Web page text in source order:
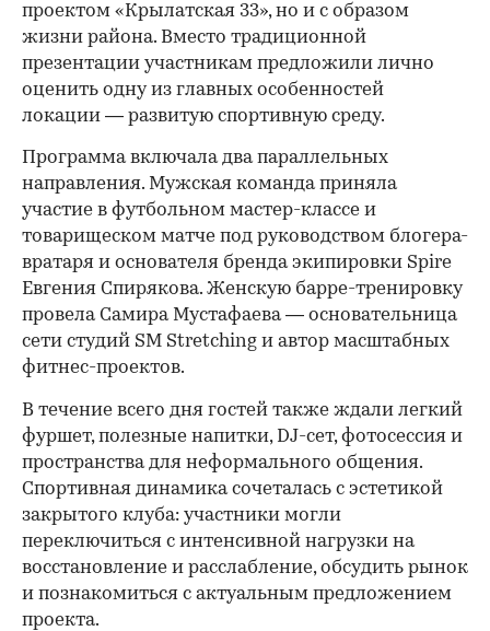
проектом «Крылатская 33», но и с образом
жизни района. Вместо традиционной
презентации участникам предложили лично
оценить одну из главных особенностей
локации — развитую спортивную среду.
Программа включала два параллельных
направления. Мужская команда приняла
участие в футбольном мастер-классе и
товарищеском матче под руководством блогера-
вратаря и основателя бренда экипировки Spire
Евгения Спирякова. Женскую барре-тренировку
провела Самира Мустафаева — основательница
сети студий SM Stretching и автор масштабных
фитнес-проектов.
В течение всего дня гостей также ждали легкий
фуршет, полезные напитки, DJ-сет, фотосессия и
пространства для неформального общения.
Спортивная динамика сочеталась с эстетикой
закрытого клуба: участники могли
переключиться с интенсивной нагрузки на
восстановление и расслабление, обсудить рынок
и познакомиться с актуальным предложением
проекта.